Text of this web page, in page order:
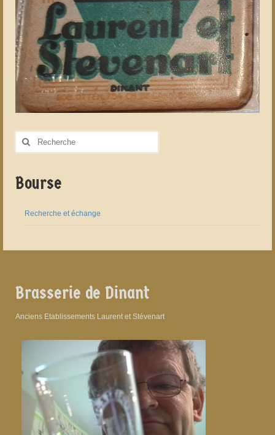
Rechercher
Bourse
Recherche et échange
Brasserie de Dinant
Anciens Etablissements Laurent et Stévenart